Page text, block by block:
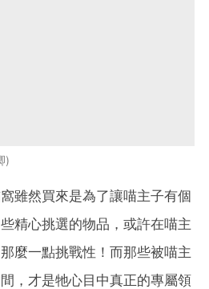
雖然買來是為了讓喵主子有個
精心挑選的物品，或許在喵主
麼一點挑戰性！而那些被喵主
，才是牠心目中真正的專屬領